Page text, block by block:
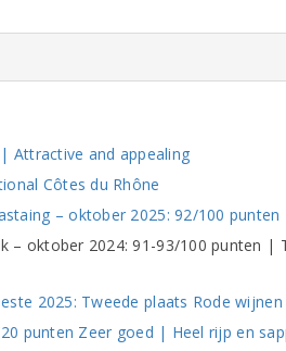
Attractive and appealing
Côtes du Rhône
– oktober 2025: 92/100
– oktober 2024: 91-93/100 punten |
2025: Tweede plaats Rode
punten Zeer goed | Heel rijp en